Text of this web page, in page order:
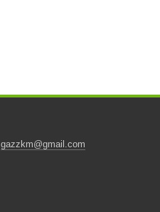
gazzkm@gmail.com